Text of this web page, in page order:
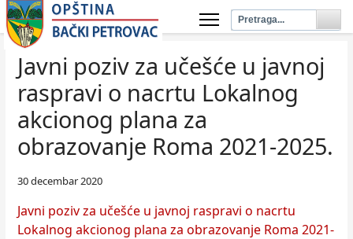
Javni poziv za učešće u javnoj
raspravi o nacrtu Lokalnog
akcionog plana za
obrazovanje Roma 2021-2025.
30 decembar 2020
Javni poziv za učešće u javnoj raspravi o nacrtu
Lokalnog akcionog plana za obrazovanje Roma 2021-